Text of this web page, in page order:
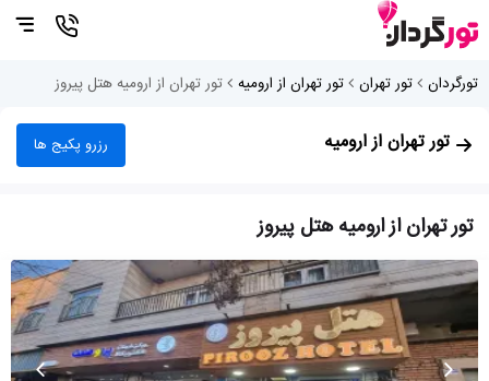
تورگردان تور تهران تور تهران از ارومیه تور تهران از ارومیه هتل پیروز
تور تهران از ارومیه رزرو پکیج ها
تور تهران از ارومیه هتل پیروز